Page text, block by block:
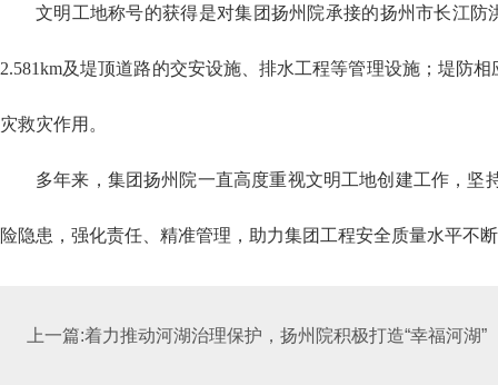
文明工地称号的获得是对集团扬州院承接的扬州市长江
2.581km及堤顶道路的交安设施、排水工程等管理设施；堤防
灾救灾作用。
多年来，集团扬州院一直高度重视文明工地创建工作，
险隐患，强化责任、精准管理，助力集团工程安全质量水平不
上一篇:着力推动河湖治理保护，扬州院积极打造“幸福河湖”